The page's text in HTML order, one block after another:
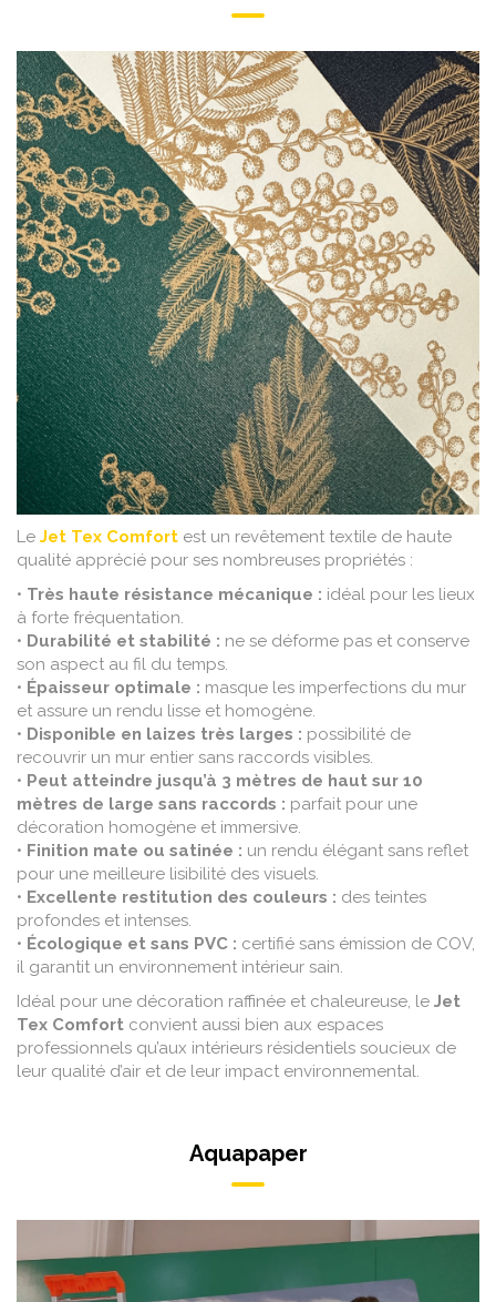
Le Jet Tex Comfort est un revêtement textile de haute
qualité apprécié pour ses nombreuses propriétés :
• Très haute résistance mécanique : idéal pour les lieux
à forte fréquentation.
• Durabilité et stabilité : ne se déforme pas et conserve
son aspect au fil du temps.
• Épaisseur optimale : masque les imperfections du mur
et assure un rendu lisse et homogène.
• Disponible en laizes très larges : possibilité de
recouvrir un mur entier sans raccords visibles.
• Peut atteindre jusqu’à 3 mètres de haut sur 10
mètres de large sans raccords : parfait pour une
décoration homogène et immersive.
• Finition mate ou satinée : un rendu élégant sans reflet
pour une meilleure lisibilité des visuels.
• Excellente restitution des couleurs : des teintes
profondes et intenses.
• Écologique et sans PVC : certifié sans émission de COV,
il garantit un environnement intérieur sain.
Idéal pour une décoration raffinée et chaleureuse, le Jet
Tex Comfort convient aussi bien aux espaces
professionnels qu’aux intérieurs résidentiels soucieux de
leur qualité d’air et de leur impact environnemental.
Aquapaper